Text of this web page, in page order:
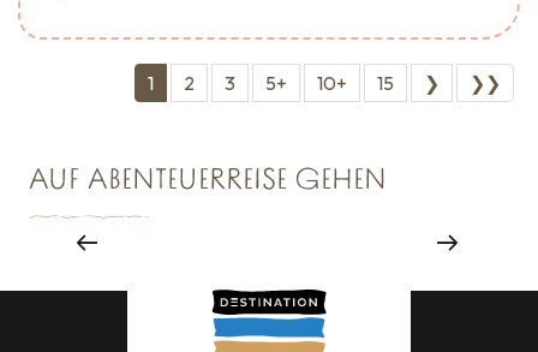
1 2 3 5+ 10+ 15 ❯ ❯❯
AUF ABENTEUERREISE GEHEN